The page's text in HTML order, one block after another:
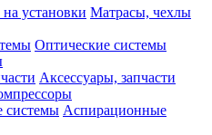
Матрасы, чехлы
Оптические системы
Аксессуары, запчасти
Аспирационные